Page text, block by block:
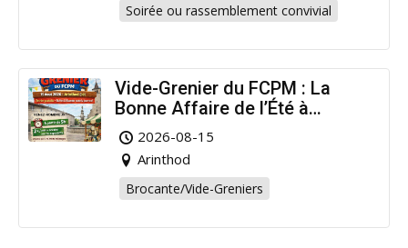
Soirée ou rassemblement convivial
Vide-Grenier du FCPM : La
Bonne Affaire de l’Été à
Arinthod !
2026-08-15
Arinthod
Brocante/Vide-Greniers